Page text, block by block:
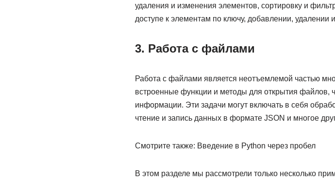
удаления и изменения элементов, сортировку и
доступе к элементам по ключу, добавлении, удалении
3. Работа с файлами
Работа с файлами является неотъемлемой частью
встроенные функции и методы для открытия файлов,
информации. Эти задачи могут включать в себя
чтение и запись данных в формате JSON и многое
Смотрите также: Введение в Python через пробел
В этом разделе мы рассмотрели только несколько